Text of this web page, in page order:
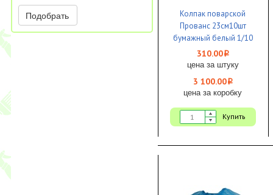
Подобрать
Колпак поварcкой
Прованс 23см10шт
бумажный белый 1/10
Proff Comfort ЧЗ
310.00i
цена за штуку
3 100.00i
цена за коробку
Купить